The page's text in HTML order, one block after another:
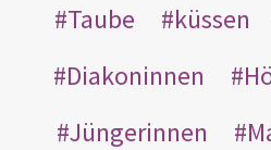
Taube
küssen
Diakoninnen
Jüngerinnen